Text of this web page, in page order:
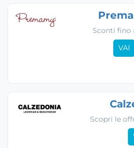
Sconti fino
VAI
Scopri le